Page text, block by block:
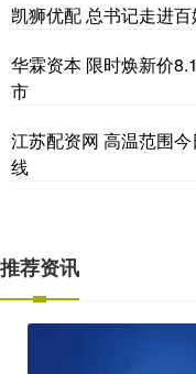
凯狮优配 总书记走进
华霖资本 限时焕新价
市
江苏配资网 高温范围
线
推荐资讯